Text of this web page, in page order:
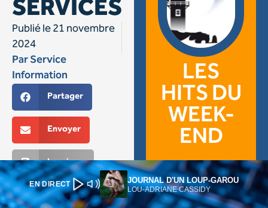
EN DIRECT JOURNAL D'UN LOUP-GAROU
LOU-ADRIANE CASSIDY